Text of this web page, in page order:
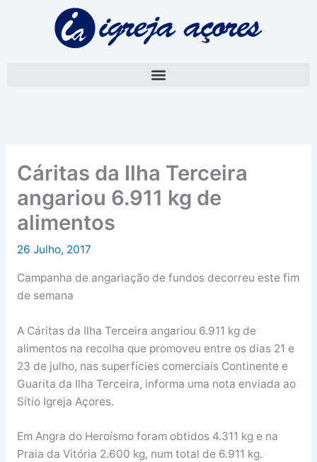
Cáritas da Ilha Terceira
angariou 6.911 kg de
alimentos
26 Julho, 2017
Campanha de angariação de fundos decorreu este fim
de semana
A Cáritas da Ilha Terceira angariou 6.911 kg de
alimentos na recolha que promoveu entre os dias 21 e
23 de julho, nas superfícies comerciais Continente e
Guarita da Ilha Terceira, informa uma nota enviada ao
Sítio Igreja Açores.
Em Angra do Heroísmo foram obtidos 4.311 kg e na
Praia da Vitória 2.600 kg, num total de 6.911 kg.